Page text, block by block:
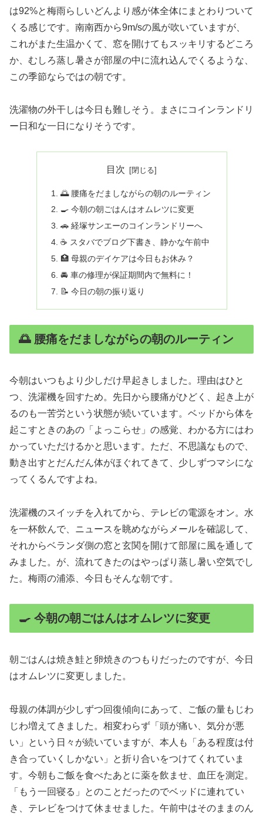
は92%と梅雨らしいどんより感が体全体にまとわりついて
くる感じです。南南西から9m/sの風が吹いていますが、
これがまた生温かくて、窓を開けてもスッキリするどころ
か、むしろ蒸し暑さが部屋の中に流れ込んでくるような、
この季節ならではの朝です。
洗濯物の外干しは今日も難しそう。まさにコインランドリ
ー日和な一日になりそうです。
目次
🌅 腰痛をだましながらの朝のルーティン
🍳 今朝の朝ごはんはオムレツに変更
🚗 経塚サンエーのコインランドリーへ
☕ スタバでブログ下書き、静かな午前中
🏥 母親のデイケアは今日もお休み？
🚘 車の修理が保証期間内で無料に！
📝 今日の朝の振り返り
🌅 腰痛をだましながらの朝のルーティン
今朝はいつもより少しだけ早起きしました。理由はひと
つ、洗濯機を回すため。先日から腰痛がひどく、起き上が
るのも一苦労という状態が続いています。ベッドから体を
起こすときのあの「よっこらせ」の感覚、わかる方にはわ
かっていただけるかと思います。ただ、不思議なもので、
動き出すとだんだん体がほぐれてきて、少しずつマシにな
ってくるんですよね。
洗濯機のスイッチを入れてから、テレビの電源をオン。水
を一杯飲んで、ニュースを眺めながらメールを確認して、
それからベランダ側の窓と玄関を開けて部屋に風を通して
みました。が、流れてきたのはやっぱり蒸し暑い空気でし
た。梅雨の浦添、今日もそんな朝です。
🍳 今朝の朝ごはんはオムレツに変更
朝ごはんは焼き鮭と卵焼きのつもりだったのですが、今日
はオムレツに変更しました。
母親の体調が少しずつ回復傾向にあって、ご飯の量もじわ
じわ増えてきました。相変わらず「頭が痛い、気分が悪
い」という日々が続いていますが、本人も「ある程度は付
き合っていくしかない」と折り合いをつけてくれていま
す。今朝もご飯を食べたあとに薬を飲ませ、血圧を測定。
「もう一回寝る」とのことだったのでベッドに連れてい
き、テレビをつけて休ませました。午前中はそのままのん